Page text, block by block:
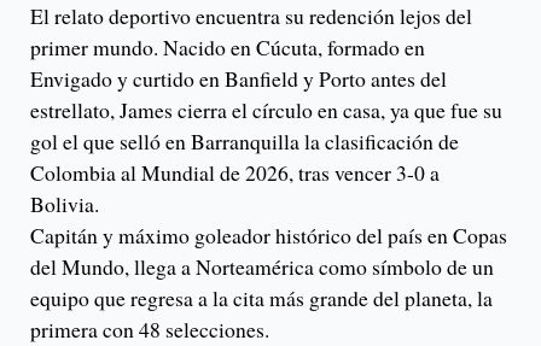
El relato deportivo encuentra su redención lejos del
primer mundo. Nacido en Cúcuta, formado en
Envigado y curtido en Banfield y Porto antes del
estrellato, James cierra el círculo en casa, ya que fue su
gol el que selló en Barranquilla la clasificación de
Colombia al Mundial de 2026, tras vencer 3-0 a
Bolivia.
Capitán y máximo goleador histórico del país en Copas
del Mundo, llega a Norteamérica como símbolo de un
equipo que regresa a la cita más grande del planeta, la
primera con 48 selecciones.